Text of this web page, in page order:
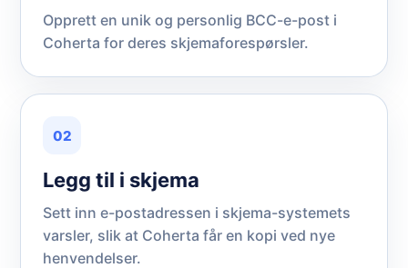
Opprett en unik og personlig BCC-e-post i
Coherta for deres skjemaforespørsler.
02
Legg til i skjema
Sett inn e-postadressen i skjema-systemets
varsler, slik at Coherta får en kopi ved nye
henvendelser.